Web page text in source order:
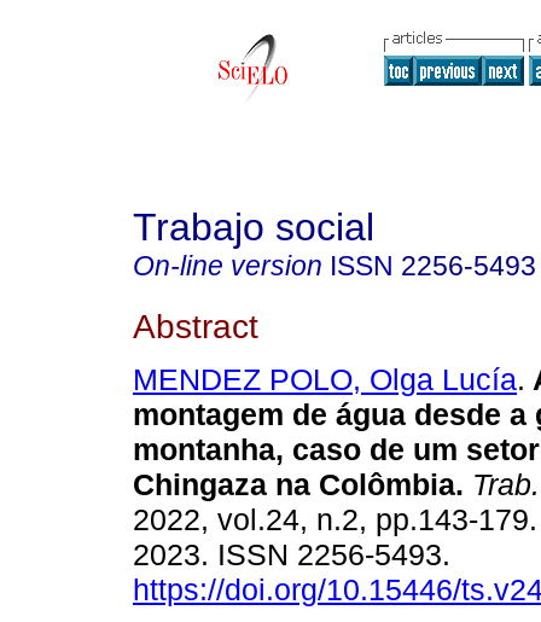
Trabajo social
On-line version ISSN 2256-5493
Abstract
MENDEZ POLO, Olga Lucía.
montagem de água desde a
montanha, caso de um
Chingaza na Colômbia.
2022, vol.24, n.2, pp.143-
2023. ISSN 2256-5493.
https://doi.org/10.15446/